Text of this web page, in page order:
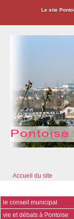
Le site
Accueil du site
le conseil municipal
vie et débats à Pontoise